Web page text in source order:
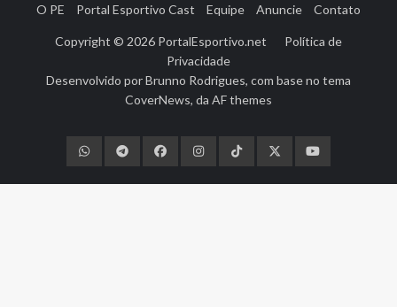
O PE Portal Esportivo Cast Equipe Anuncie Contato
Copyright © 2026 PortalEsportivo.net
Política de
Privacidade
Desenvolvido porBrunno Rodrigues, com base no tema
CoverNews, da AF themes